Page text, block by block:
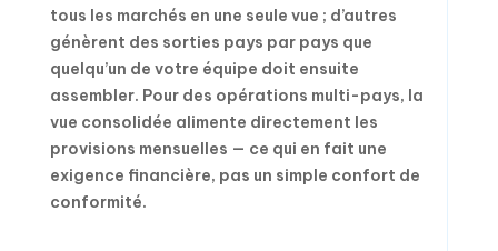
tous les marchés en une seule vue ; d’autres
génèrent des sorties pays par pays que
quelqu’un de votre équipe doit ensuite
assembler. Pour des opérations multi-pays, la
vue consolidée alimente directement les
provisions mensuelles — ce qui en fait une
exigence financière, pas un simple confort de
conformité.